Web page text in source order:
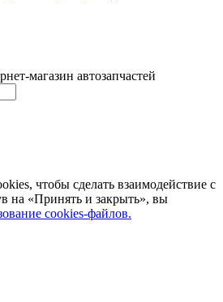
магазин автозапчастей
чтобы сделать взаимодействие с
на «Принять и закрыть», вы
cookies-файлов.